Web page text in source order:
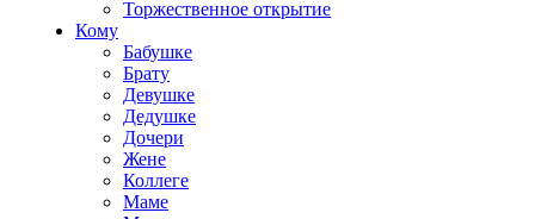
Торжественное открытие
Кому
Бабушке
Брату
Девушке
Дедушке
Дочери
Жене
Коллеге
Маме